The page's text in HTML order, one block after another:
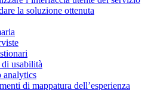
la soluzione ottenuta
usabilità
analytics
di mappatura dell’esperienza